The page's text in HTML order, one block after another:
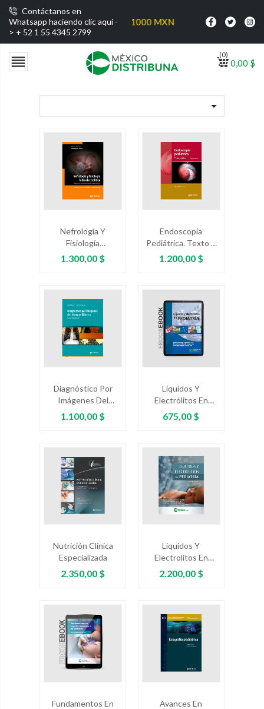
Contáctanos en
Whatsapp haciendo clic aquí -
> + 52 1 55 4345 2799
por compras superiores a $1000 MXN
 0,00 $
(0)

Nefrología Y
Fisiología
Hidroeléctrica.
Preguntas Y
Neonatología
Precio
1.300,00 $
Endoscopía
Pediátrica. Texto Y
Atlas
Precio
1.200,00 $
Diagnóstico Por
Imágenes Del
Tórax Pediátrico
Ed.2
Precio
1.100,00 $
Líquidos Y
Electrólitos En
Pediatría
Precio
675,00 $
Nutrición Clínica
Especializada
Precio
2.350,00 $
Líquidos Y
Electrolitos En
Pediatría. Segunda
Edición
Precio
2.200,00 $
Fundamentos En
Avances En